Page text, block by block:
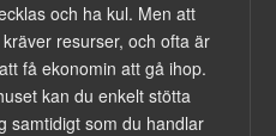
och ha kul. Men att
resurser, och ofta är
få ekonomin att gå ihop.
kan du enkelt stötta
samtidigt som du handlar